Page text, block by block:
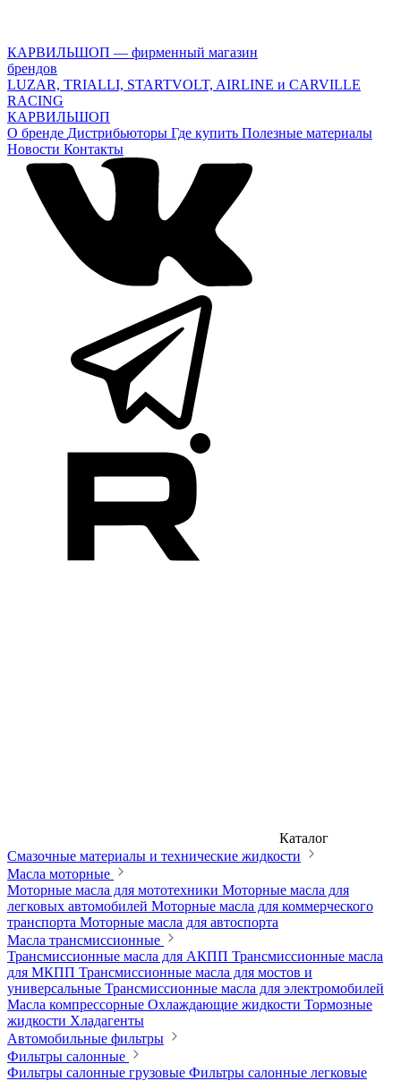
КАРВИЛЬШОП — фирменный магазин
брендов
LUZAR, TRIALLI, STARTVOLT, AIRLINE и CARVILLE
RACING
КАРВИЛЬШОП
О бренде Дистрибьюторы Где купить Полезные материалы
Новости Контакты
Каталог
Смазочные материалы и технические жидкости
Масла моторные
Моторные масла для мототехники Моторные масла для
легковых автомобилей Моторные масла для коммерческого
транспорта Моторные масла для автоспорта
Масла трансмиссионные
Трансмиссионные масла для АКПП Трансмиссионные масла
для МКПП Трансмиссионные масла для мостов и
универсальные Трансмиссионные масла для электромобилей
Масла компрессорные Охлаждающие жидкости Тормозные
жидкости Хладагенты
Автомобильные фильтры
Фильтры салонные
Фильтры салонные грузовые Фильтры салонные легковые